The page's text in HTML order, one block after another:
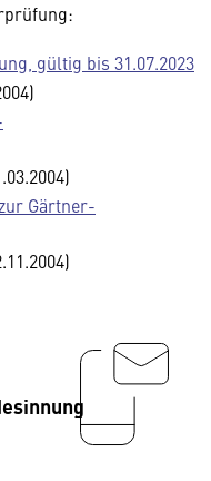
gültig bis 31.07.2023
Gärtner-